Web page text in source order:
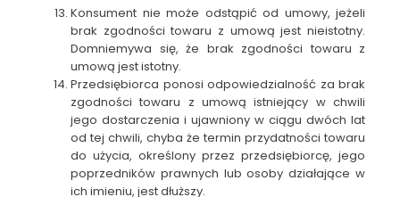
Konsument nie może odstąpić od umowy, jeżeli
brak zgodności towaru z umową jest nieistotny.
Domniemywa się, że brak zgodności towaru z
umową jest istotny.
Przedsiębiorca ponosi odpowiedzialność za brak
zgodności towaru z umową istniejący w chwili
jego dostarczenia i ujawniony w ciągu dwóch lat
od tej chwili, chyba że termin przydatności towaru
do użycia, określony przez przedsiębiorcę, jego
poprzedników prawnych lub osoby działające w
ich imieniu, jest dłuższy.